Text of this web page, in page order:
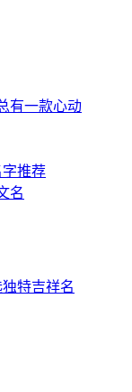
有一款心动
推荐
名
特吉祥名